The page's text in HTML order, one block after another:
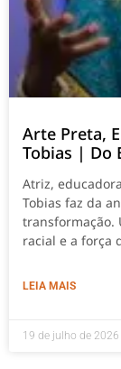
Arte Preta,
Tobias | Do
Atriz,
Tobias faz da
transformação.
racial e a força
LEIA MAIS
19 de julho de 2026